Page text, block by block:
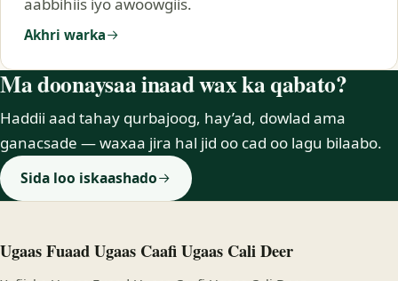
aabbihiis iyo awoowgiis.
Akhri warka
Ma doonaysaa inaad wax ka qabato?
Haddii aad tahay qurbajoog, hay’ad, dowlad ama
ganacsade — waxaa jira hal jid oo cad oo lagu bilaabo.
Sida loo iskaashado
Ugaas Fuaad Ugaas Caafi Ugaas Cali Deer